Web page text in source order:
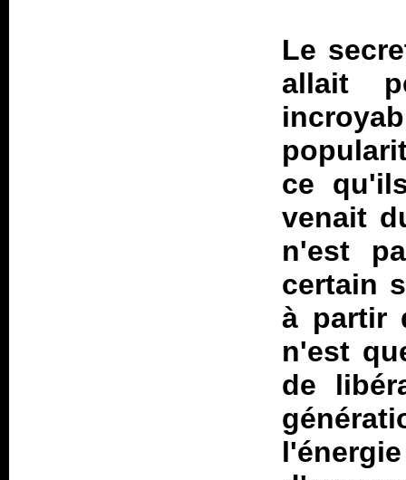
Le
allait
ce
venait
n'est
certain
à partir
n'est
de